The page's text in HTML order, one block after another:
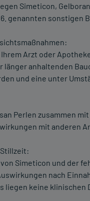
Simeticon,
genannten sonstigen
Arzt oder
anhaltenden
und eine unter
Perlen zusammen
mit anderen
Simeticon und der
nach
liegen keine klinischen